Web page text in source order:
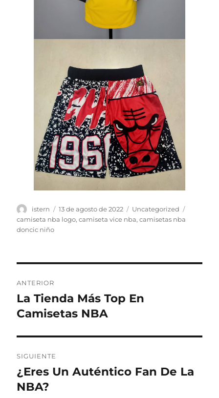
Autor
istern
Publicado
el
13 de agosto de 2022 Categorías
Uncategorized
camiseta nba logo,camiseta vice nba,camisetas nba
doncic niño
de
entradas
ANTERIOR
Entrada
anterior:
La Tienda Más Top En
Camisetas NBA
SIGUIENTE
Entrada
siguiente:
¿Eres Un Auténtico Fan De La
NBA?